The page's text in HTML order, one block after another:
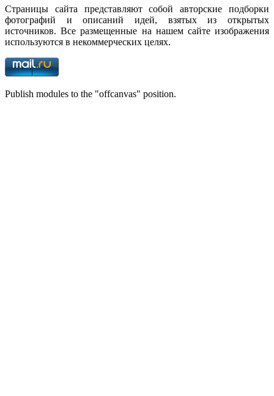
Страницы сайта представляют собой авторские подборки
фотографий и описаний идей, взятых из открытых
источников. Все размещенные на нашем сайте изображения
используются в некоммерческих целях.
Publish modules to the "offcanvas" position.